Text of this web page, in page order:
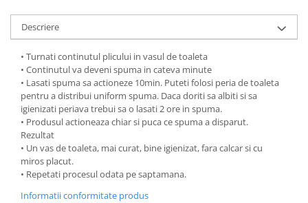
Descriere
• Turnati continutul plicului in vasul de toaleta
• Continutul va deveni spuma in cateva minute
• Lasati spuma sa actioneze 10min. Puteti folosi peria de toaleta
pentru a distribui uniform spuma. Daca doriti sa albiti si sa
igienizati periava trebui sa o lasati 2 ore in spuma.
• Produsul actioneaza chiar si puca ce spuma a disparut.
Rezultat
• Un vas de toaleta, mai curat, bine igienizat, fara calcar si cu
miros placut.
• Repetati procesul odata pe saptamana.
Informatii conformitate produs